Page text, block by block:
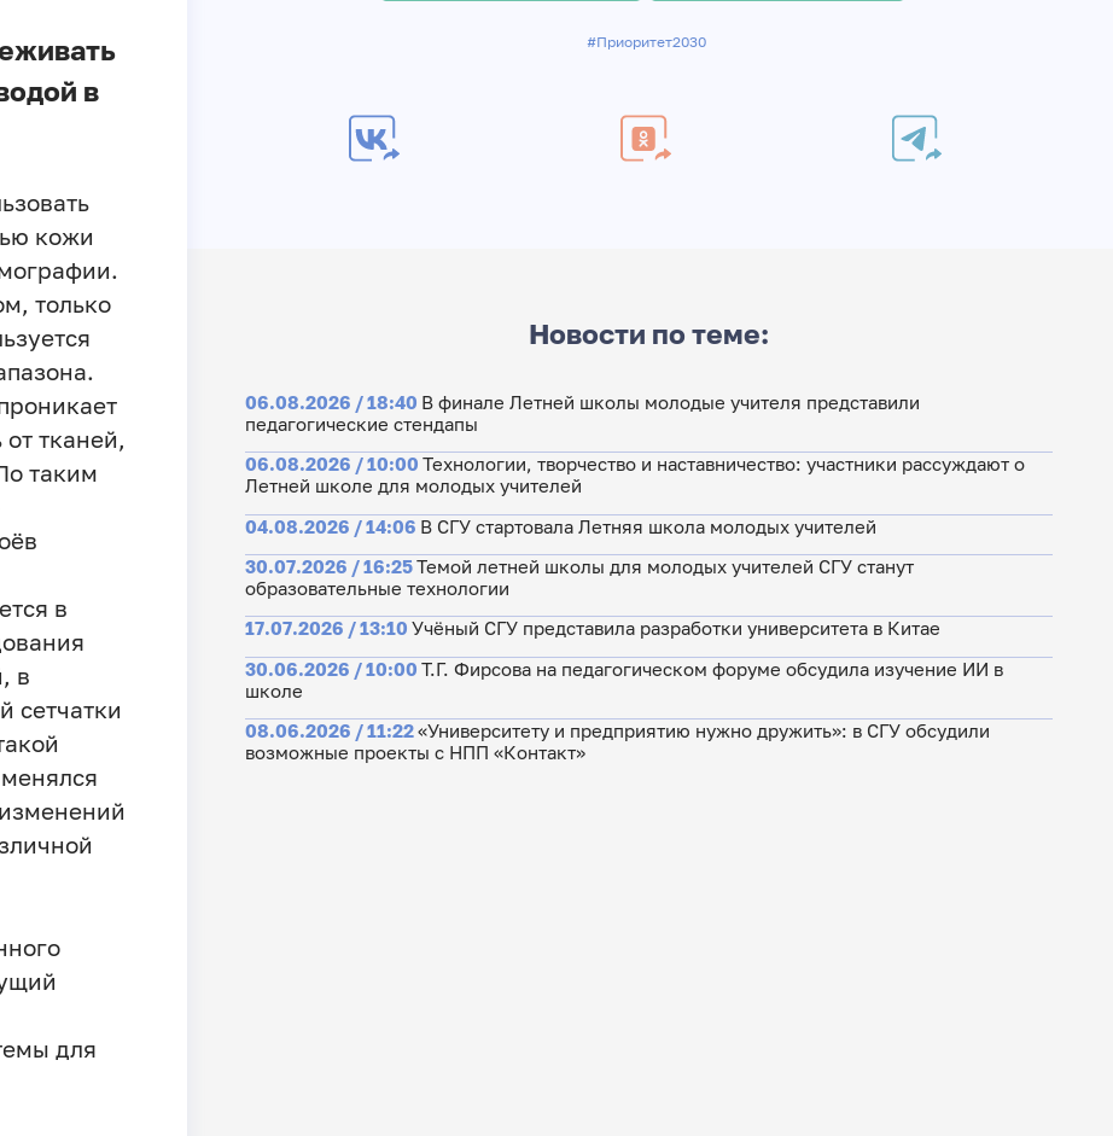
в
кожи
только
тканей,
таким
в
в
сетчатки
для
#Приоритет2030
Новости по теме:
06.08.2026 / 18:40 В финале Летней школы молодые учителя представили
педагогические стендапы
06.08.2026 / 10:00 Технологии, творчество и наставничество: участники рассуждают о
Летней школе для молодых учителей
04.08.2026 / 14:06 В СГУ стартовала Летняя школа молодых учителей
30.07.2026 / 16:25Темой летней школы для молодых учителей СГУ станут
образовательные технологии
17.07.2026 / 13:10 Учёный СГУ представила разработки университета в Китае
30.06.2026 / 10:00 Т.Г. Фирсова на педагогическом форуме обсудила изучение ИИ в
школе
08.06.2026 / 11:22«Университету и предприятию нужно дружить»: в СГУ обсудили
возможные проекты с НПП «Контакт»